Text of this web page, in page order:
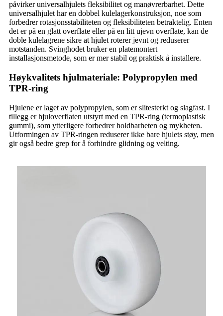
påvirker universalhjulets fleksibilitet og manøvrerbarhet. Dette
universalhjulet har en dobbel kulelagerkonstruksjon, noe som
forbedrer rotasjonsstabiliteten og fleksibiliteten betraktelig. Enten
det er på en glatt overflate eller på en litt ujevn overflate, kan de
doble kulelagrene sikre at hjulet roterer jevnt og reduserer
motstanden. Svinghodet bruker en platemontert
installasjonsmetode, som er mer stabil og praktisk å installere.
Høykvalitets hjulmateriale: Polypropylen med
TPR-ring
Hjulene er laget av polypropylen, som er slitesterkt og slagfast. I
tillegg er hjuloverflaten utstyrt med en TPR-ring (termoplastisk
gummi), som ytterligere forbedrer holdbarheten og mykheten.
Utformingen av TPR-ringen reduserer ikke bare hjulets støy, men
gir også bedre grep for å forhindre glidning og velting.